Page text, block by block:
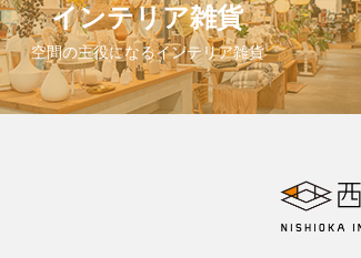
インテリア雑貨
空間の主役になるインテリア雑貨